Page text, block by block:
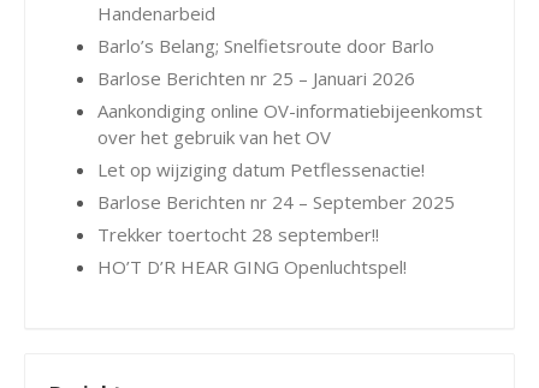
Handenarbeid
Barlo’s Belang; Snelfietsroute door Barlo
Barlose Berichten nr 25 – Januari 2026
Aankondiging online OV-informatiebijeenkomst
over het gebruik van het OV
Let op wijziging datum Petflessenactie!
Barlose Berichten nr 24 – September 2025
Trekker toertocht 28 september!!
HO’T D’R HEAR GING Openluchtspel!